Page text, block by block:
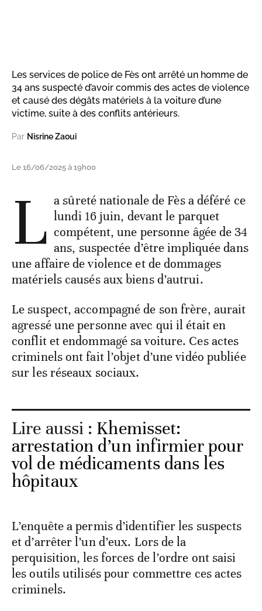
Les services de police de Fès ont arrêté un homme de
34 ans suspecté d’avoir commis des actes de violence
et causé des dégâts matériels à la voiture d’une
victime, suite à des conflits antérieurs.
Par Nisrine Zaoui
Le 16/06/2025 à 19h00
L a sûreté nationale de Fès a déféré ce
lundi 16 juin, devant le parquet
compétent, une personne âgée de 34
ans, suspectée d’être impliquée dans
une affaire de violence et de dommages
matériels causés aux biens d’autrui.
Le suspect, accompagné de son frère, aurait
agressé une personne avec qui il était en
conflit et endommagé sa voiture. Ces actes
criminels ont fait l’objet d’une vidéo publiée
sur les réseaux sociaux.
Lire aussi : Khemisset:
arrestation d’un infirmier pour
vol de médicaments dans les
hôpitaux
L’enquête a permis d’identifier les suspects
et d’arrêter l’un d’eux. Lors de la
perquisition, les forces de l’ordre ont saisi
les outils utilisés pour commettre ces actes
criminels.